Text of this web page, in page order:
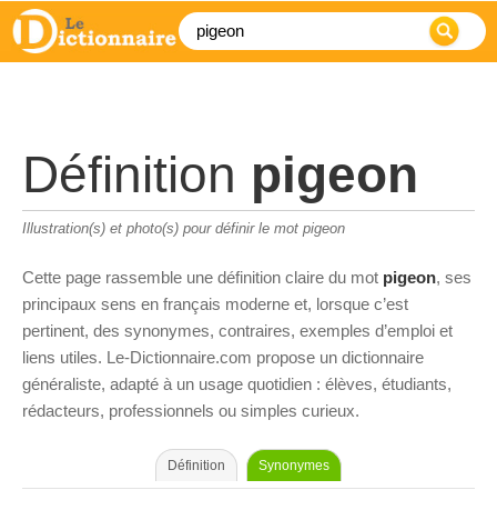
Définition pigeon
Illustration(s) et photo(s) pour définir le mot pigeon
Cette page rassemble une définition claire du mot pigeon, ses
principaux sens en français moderne et, lorsque c’est
pertinent, des synonymes, contraires, exemples d’emploi et
liens utiles. Le-Dictionnaire.com propose un dictionnaire
généraliste, adapté à un usage quotidien : élèves, étudiants,
rédacteurs, professionnels ou simples curieux.
Définition Synonymes